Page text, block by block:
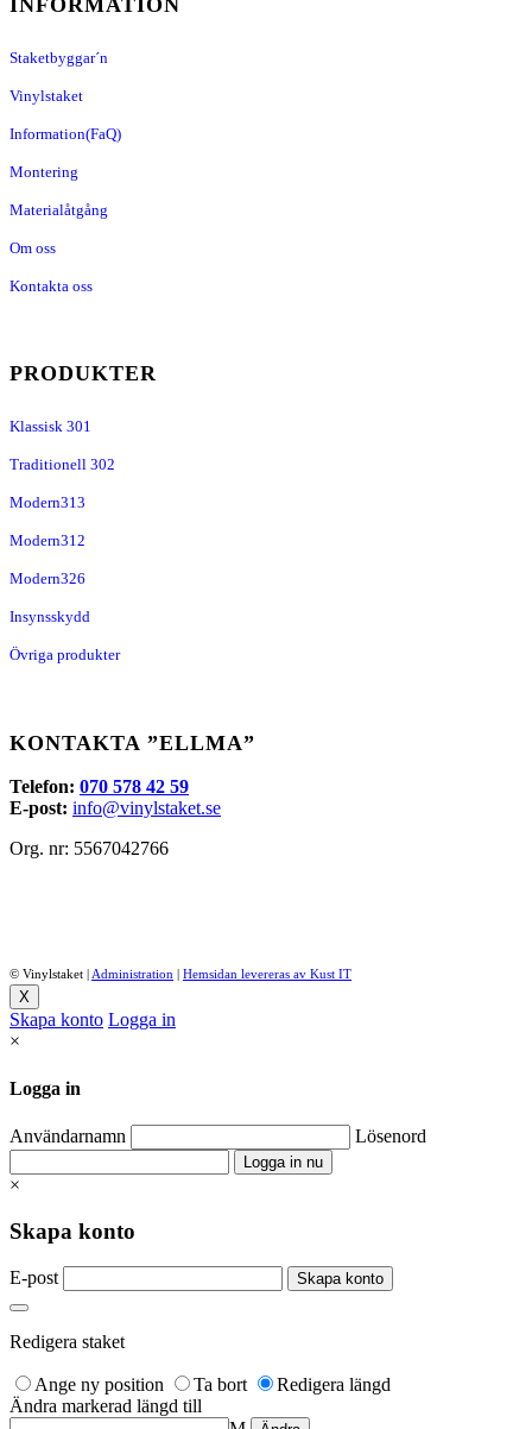
INFORMATION
Staketbyggar´n
Vinylstaket
Information(FaQ)
Montering
Materialåtgång
Om oss
Kontakta oss
PRODUKTER
Klassisk 301
Traditionell 302
Modern313
Modern312
Modern326
Insynsskydd
Övriga produkter
KONTAKTA ”ELLMA”
Telefon: 070 578 42 59
E-post: info@vinylstaket.se
Org. nr: 5567042766
© Vinylstaket Administration Hemsidan levereras av Kust IT
X
Skapa konto Logga in
×
Logga in
Användarnamn Lösenord
×
Skapa konto
E-post
Redigera staket
Ange ny position Ta bort
Redigera längd
Ändra markerad längd till